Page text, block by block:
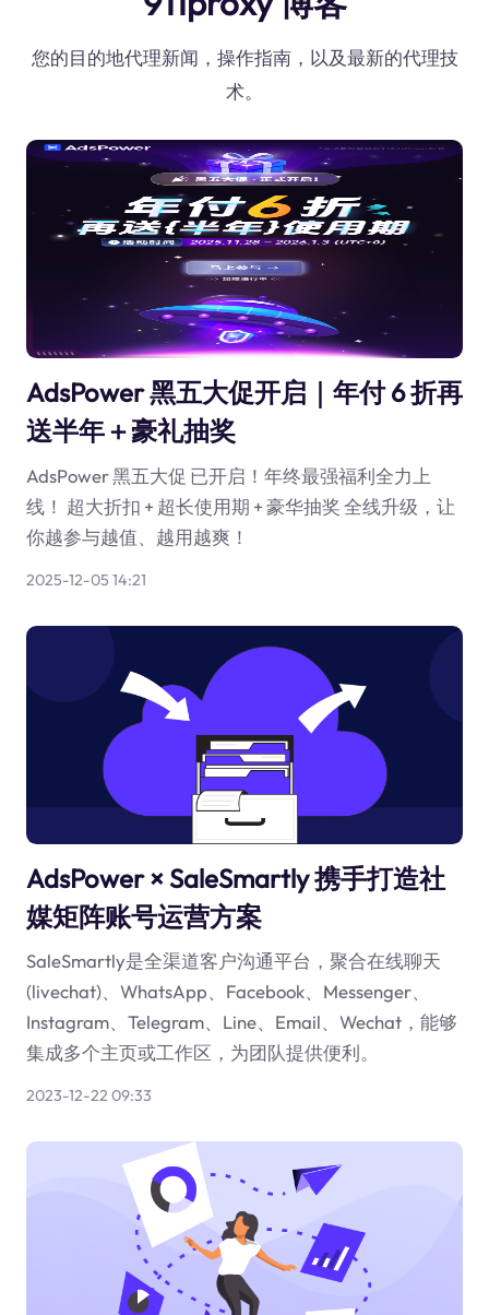
您的目的地代理新闻，操作指南，以及最新的代理技
术。
AdsPower 黑五大促开启｜年付 6 折再
送半年＋豪礼抽奖
AdsPower 黑五大促 已开启！年终最强福利全力上
线！ 超大折扣 + 超长使用期 + 豪华抽奖 全线升级，让
你越参与越值、越用越爽！
2025-12-05 14:21
AdsPower × SaleSmartly 携手打造社
媒矩阵账号运营方案
SaleSmartly是全渠道客户沟通平台，聚合在线聊天
(livechat)、WhatsApp、Facebook、Messenger、
Instagram、Telegram、Line、Email、Wechat，能够
集成多个主页或工作区，为团队提供便利。
2023-12-22 09:33